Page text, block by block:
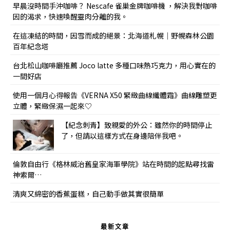
早晨沒時間手沖咖啡？ Nescafe 雀巢金牌咖啡機 ，解決我對咖啡
因的渴求，快速喚醒靈肉分離的我。
在這凍結的時間，因雪而成的絕景：北海道札幌｜野幌森林公園
百年紀念塔
台北松山咖啡廳推薦 Joco latte 多種口味熱巧克力，用心實在的
一間好店
使用一個月心得報告《VERNA X50 緊緻曲線纖體霜》曲線雕塑更
立體，緊緻保濕一起來♡
【紀念刺青】致親愛的外公：雖然你的時間停止
了，但請以這樣方式在身邊陪伴我吧。
倫敦自由行《格林威治舊皇家海軍學院》站在時間的起點尋找雷
神索爾…
清爽又綿密的香蕉蛋糕，自己動手做其實很簡單
最新文章